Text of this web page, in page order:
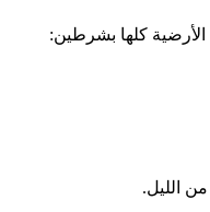
الليل.